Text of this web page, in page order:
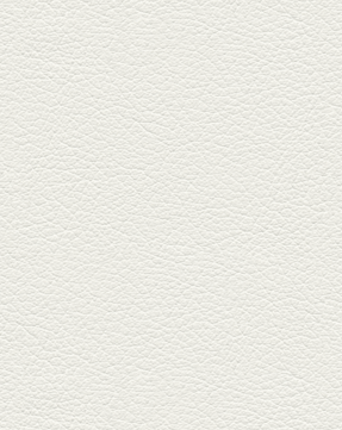
東区月出『中華酒場ア
は、スパイスが効いた
中華が...
2025年11月28日放送
ごま鯛＆牛すじ大
名店揃いの並木坂ドル
ルに今年生まれた新た
『家庭...
2025年11月7日放送
贅沢馬刺し盛合せ
馬肉しゃぶしゃぶ
籠町通り『熊本郷土料
もなか』で熊本県産の
を！...
2025年10月17日放送